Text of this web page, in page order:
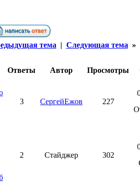
тема | Следующая тема »
Ответы Автор Просмотры
3 СергейЕжов 227
2 Стайджер 302